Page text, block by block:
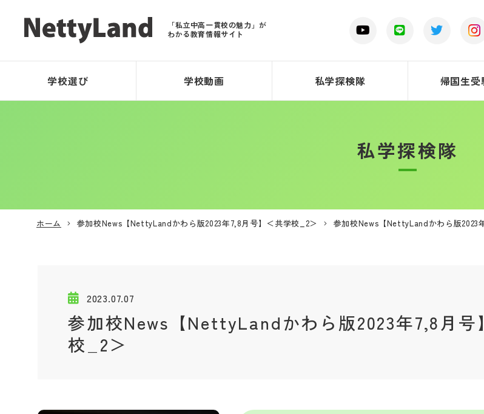
「私立中高一貫校の魅力」が
わかる教育情報サイト
学校選び 学校動画 私学探検隊 帰国生受
私学探検隊
ホーム 参加校News【NettyLandかわら版2023年7,8月号】＜共学校_2＞ 参加校News【NettyLandかわら版2023
2023.07.07
参加校News【NettyLandかわら版2023年7,8月号
校_2＞